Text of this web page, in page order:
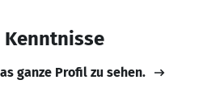
ganze Profil zu sehen.